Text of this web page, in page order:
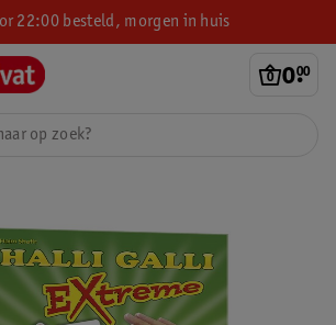
22:00 besteld, morgen in huis
0.
00